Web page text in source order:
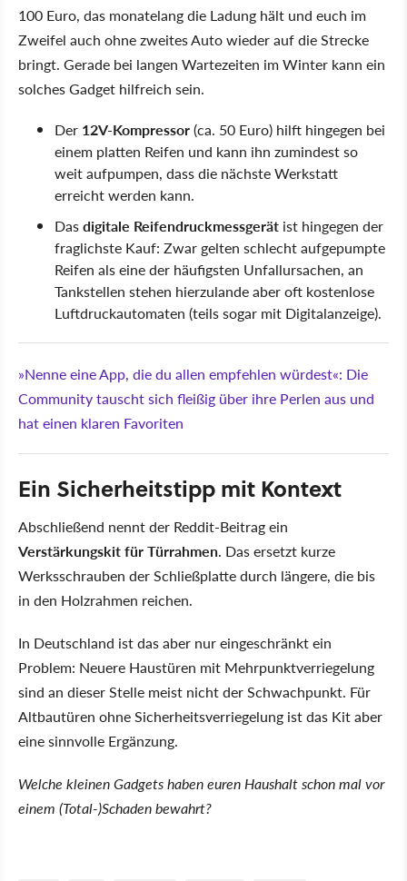
100 Euro, das monatelang die Ladung hält und euch im
Zweifel auch ohne zweites Auto wieder auf die Strecke
bringt. Gerade bei langen Wartezeiten im Winter kann ein
solches Gadget hilfreich sein.
Der 12V-Kompressor(ca. 50 Euro) hilft hingegen bei
einem platten Reifen und kann ihn zumindest so
weit aufpumpen, dass die nächste Werkstatt
erreicht werden kann.
Dasdigitale Reifendruckmessgerät ist hingegen der
fraglichste Kauf: Zwar gelten schlecht aufgepumpte
Reifen als eine der häufigsten Unfallursachen, an
Tankstellen stehen hierzulande aber oft kostenlose
Luftdruckautomaten (teils sogar mit Digitalanzeige).
»Nenne eine App, die du allen empfehlen würdest«: Die
Community tauscht sich fleißig über ihre Perlen aus und
hat einen klaren Favoriten
Ein Sicherheitstipp mit Kontext
Abschließend nennt der Reddit-Beitrag ein
Verstärkungskit für Türrahmen. Das ersetzt kurze
Werksschrauben der Schließplatte durch längere, die bis
in den Holzrahmen reichen.
In Deutschland ist das aber nur eingeschränkt ein
Problem: Neuere Haustüren mit Mehrpunktverriegelung
sind an dieser Stelle meist nicht der Schwachpunkt. Für
Altbautüren ohne Sicherheitsverriegelung ist das Kit aber
eine sinnvolle Ergänzung.
Welche kleinen Gadgets haben euren Haushalt schon mal vor
einem (Total-)Schaden bewahrt?